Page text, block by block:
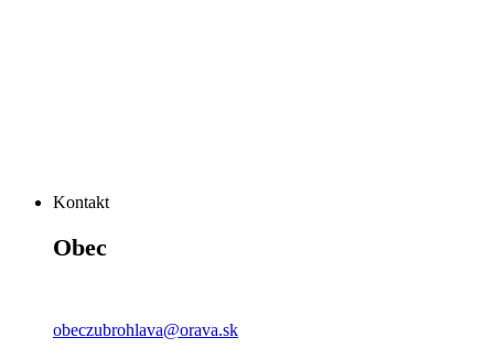
Kontakt
Obec
obeczubrohlava@orava.sk